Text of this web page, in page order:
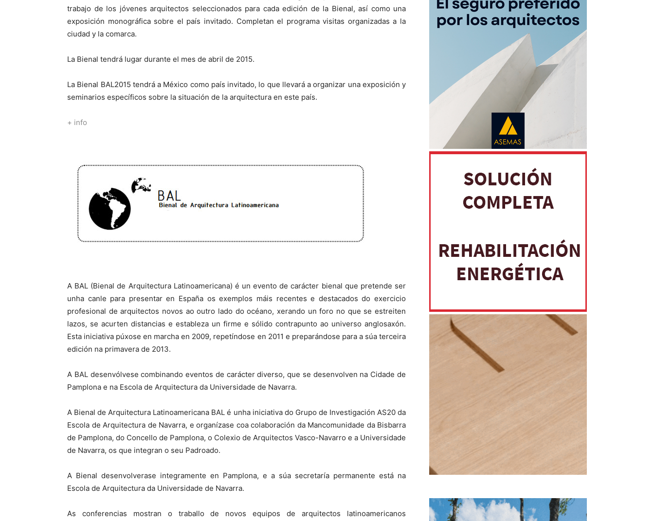
trabajo de los jóvenes arquitectos seleccionados para cada edición de la Bienal, así como una
exposición monográfica sobre el país invitado. Completan el programa visitas organizadas a la
ciudad y la comarca.
La Bienal tendrá lugar durante el mes de abril de 2015.
La Bienal BAL2015 tendrá a México como país invitado, lo que llevará a organizar una exposición y
seminarios específicos sobre la situación de la arquitectura en este país.
+ info
A BAL (Bienal de Arquitectura Latinoamericana) é un evento de carácter bienal que pretende ser
unha canle para presentar en España os exemplos máis recentes e destacados do exercicio
profesional de arquitectos novos ao outro lado do océano, xerando un foro no que se estreiten
lazos, se acurten distancias e estableza un firme e sólido contrapunto ao universo anglosaxón.
Esta iniciativa púxose en marcha en 2009, repetíndose en 2011 e preparándose para a súa terceira
edición na primavera de 2013.
A BAL desenvólvese combinando eventos de carácter diverso, que se desenvolven na Cidade de
Pamplona e na Escola de Arquitectura da Universidade de Navarra.
A Bienal de Arquitectura Latinoamericana BAL é unha iniciativa do Grupo de Investigación AS20 da
Escola de Arquitectura de Navarra, e organízase coa colaboración da Mancomunidade da Bisbarra
de Pamplona, do Concello de Pamplona, o Colexio de Arquitectos Vasco-Navarro e a Universidade
de Navarra, os que integran o seu Padroado.
A Bienal desenvolverase integramente en Pamplona, e a súa secretaría permanente está na
Escola de Arquitectura da Universidade de Navarra.
As conferencias mostran o traballo de novos equipos de arquitectos latinoamericanos